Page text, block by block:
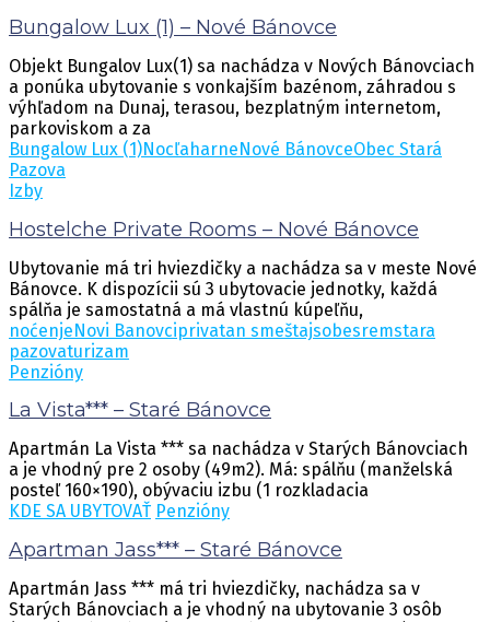
Bungalow Lux (1) – Nové Bánovce
Objekt Bungalov Lux(1) sa nachádza v Nových Bánovciach
a ponúka ubytovanie s vonkajším bazénom, záhradou s
výhľadom na Dunaj, terasou, bezplatným internetom,
parkoviskom a za
Bungalow Lux (1)NocľaharneNové BánovceObec Stará
Pazova
Izby
Hostelche Private Rooms – Nové Bánovce
Ubytovanie má tri hviezdičky a nachádza sa v meste Nové
Bánovce. K dispozícii sú 3 ubytovacie jednotky, každá
spálňa je samostatná a má vlastnú kúpeľňu,
noćenjeNovi Banovciprivatan smeštajsobesremstara
pazovaturizam
Penzióny
La Vista*** – Staré Bánovce
Apartmán La Vista *** sa nachádza v Starých Bánovciach
a je vhodný pre 2 osoby (49m2). Má: spálňu (manželská
posteľ 160×190), obývaciu izbu (1 rozkladacia
KDE SA UBYTOVAŤ Penzióny
Apartman Jass*** – Staré Bánovce
Apartmán Jass *** má tri hviezdičky, nachádza sa v
Starých Bánovciach a je vhodný na ubytovanie 3 osôb